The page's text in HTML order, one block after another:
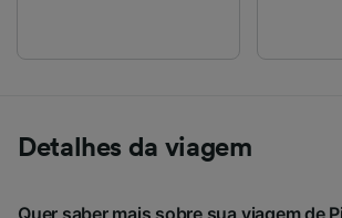
Detalhes da viagem
Quer saber mais sobre sua viagem de